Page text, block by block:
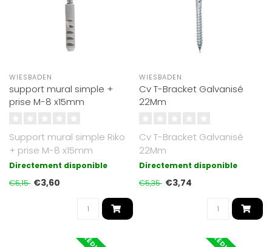
WIESBADEN
support mural simple +
prise M-8 x15mm
Support mural simple Riko
+ prise M-8 x15mm
Directement disponible
€5,15 €3,60
WIESBADEN
Cv T-Bracket Galvanisé
22Mm
Cv T-Bracket Galvanisé
22Mm
Directement disponible
€5,35 €3,74